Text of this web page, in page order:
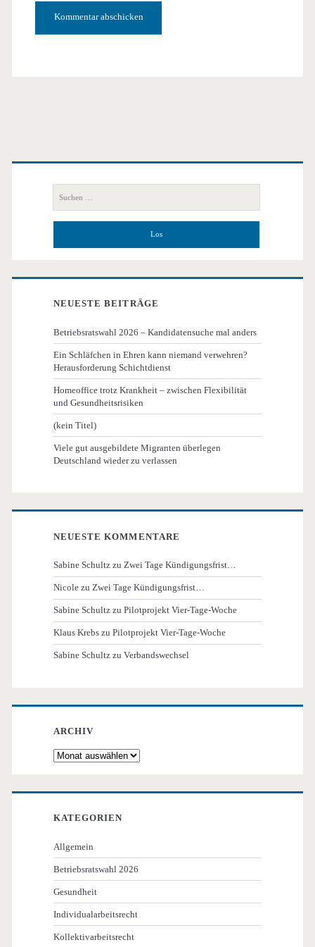
Primäre
Seitenleiste
nach:
NEUESTE BEITRÄGE
Betriebsratswahl 2026 – Kandidatensuche mal anders
Ein Schläfchen in Ehren kann niemand verwehren?
Herausforderung Schichtdienst
Homeoffice trotz Krankheit – zwischen Flexibilität
und Gesundheitsrisiken
(kein Titel)
Viele gut ausgebildete Migranten überlegen
Deutschland wieder zu verlassen
NEUESTE KOMMENTARE
Sabine Schultz zuZwei Tage Kündigungsfrist…
Nicole zuZwei Tage Kündigungsfrist…
Sabine Schultz zuPilotprojekt Vier-Tage-Woche
Klaus Krebs zuPilotprojekt Vier-Tage-Woche
Sabine Schultz zuVerbandswechsel
ARCHIV
Archiv
KATEGORIEN
Allgemein
Betriebsratswahl 2026
Gesundheit
Individualarbeitsrecht
Kollektivarbeitsrecht